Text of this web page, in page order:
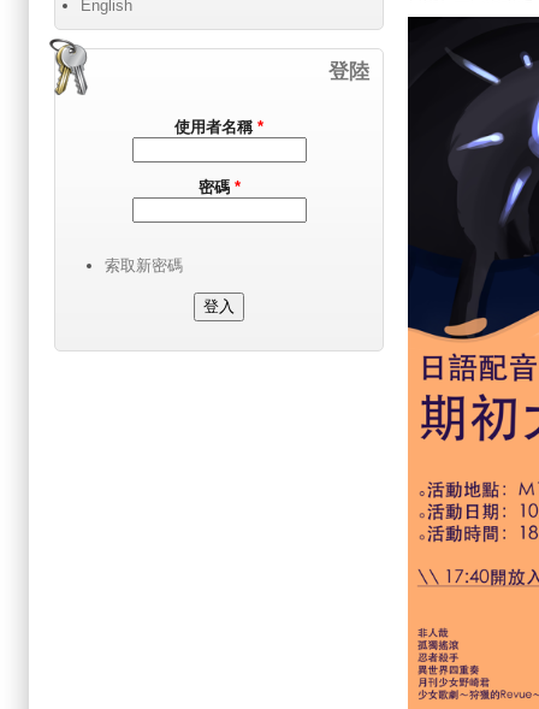
English
登陸
使用者名稱 *
密碼 *
索取新密碼